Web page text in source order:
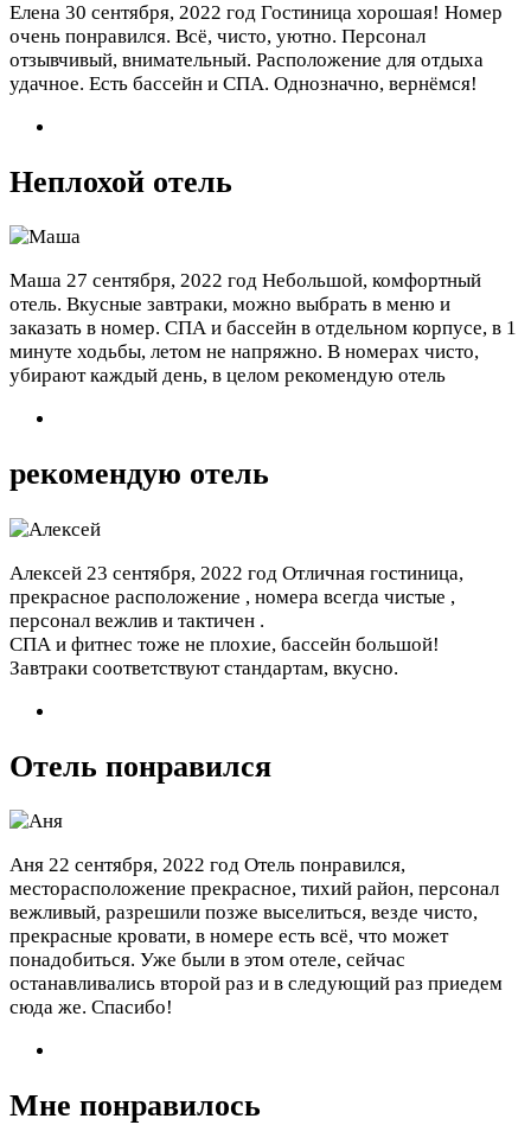
Елена 30 сентября, 2022 год Гостиница хорошая! Номер
очень понравился. Всё, чисто, уютно. Персонал
отзывчивый, внимательный. Расположение для отдыха
удачное. Есть бассейн и СПА. Однозначно, вернёмся!
Неплохой отель
Маша 27 сентября, 2022 год Небольшой, комфортный
отель. Вкусные завтраки, можно выбрать в меню и
заказать в номер. СПА и бассейн в отдельном корпусе, в 1
минуте ходьбы, летом не напряжно. В номерах чисто,
убирают каждый день, в целом рекомендую отель
рекомендую отель
Алексей 23 сентября, 2022 год Отличная гостиница,
прекрасное расположение , номера всегда чистые ,
персонал вежлив и тактичен .
СПА и фитнес тоже не плохие, бассейн большой!
Завтраки соответствуют стандартам, вкусно.
Отель понравился
Аня 22 сентября, 2022 год Отель понравился,
месторасположение прекрасное, тихий район, персонал
вежливый, разрешили позже выселиться, везде чисто,
прекрасные кровати, в номере есть всё, что может
понадобиться. Уже были в этом отеле, сейчас
останавливались второй раз и в следующий раз приедем
сюда же. Спасибо!
Мне понравилось